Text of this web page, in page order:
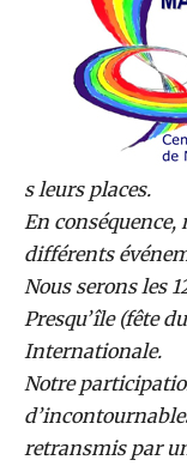
s leurs places.
En
différents
Nous serons les
Presqu’île (fête
Internationale.
Notre
retransmis par